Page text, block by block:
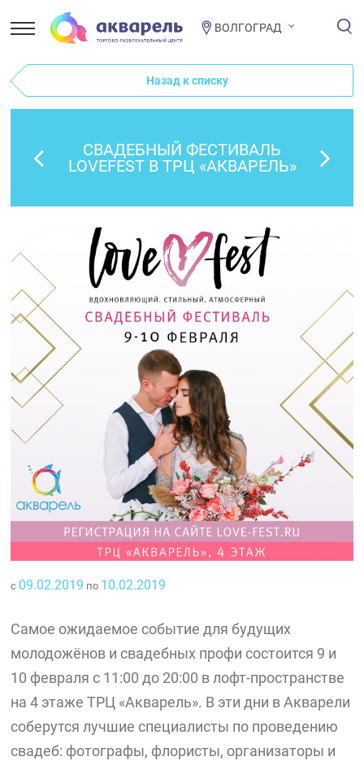
ВОЛГОГРАД
Назад к списку
СВАДЕБНЫЙ ФЕСТИВАЛЬ
LOVEFEST В ТРЦ «АКВАРЕЛЬ»
с 09.02.2019 по 10.02.2019
Самое ожидаемое событие для будущих
молодожёнов и свадебных профи состоится 9 и
10 февраля с 11:00 до 20:00 в лофт-пространстве
на 4 этаже ТРЦ «Акварель». В эти дни в Акварели
соберутся лучшие специалисты по проведению
свадеб: фотографы, флористы, организаторы и